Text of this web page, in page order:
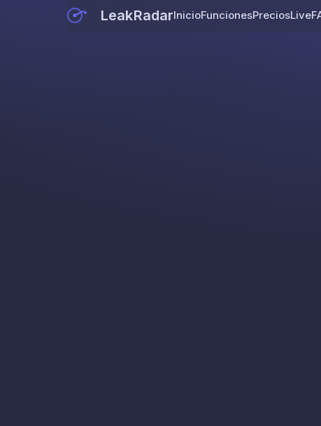
LeakRadarInicioFuncionesPreciosLive